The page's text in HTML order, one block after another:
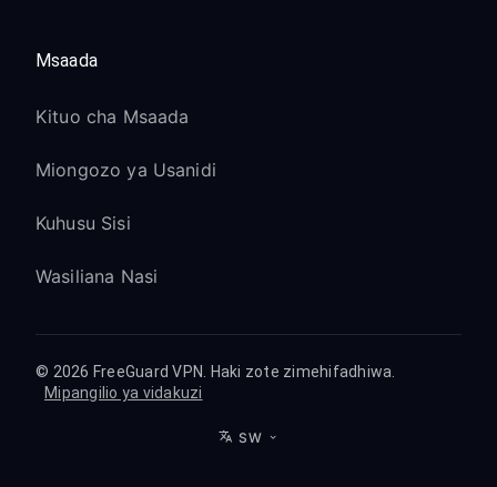
Msaada
Kituo cha Msaada
Miongozo ya Usanidi
Kuhusu Sisi
Wasiliana Nasi
© 2026 FreeGuard VPN. Haki zote zimehifadhiwa.
Mipangilio ya vidakuzi
SW